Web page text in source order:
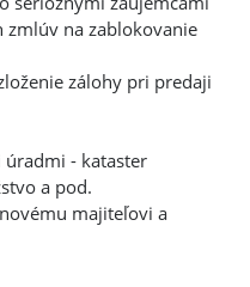
zmlúv na zablokovanie
zálohy pri predaji
- kataster
a pod.
majiteľovi a